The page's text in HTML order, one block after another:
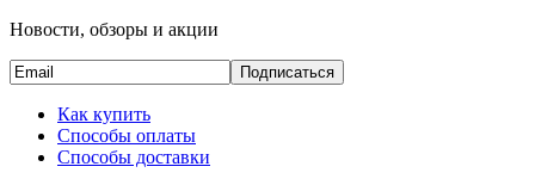
Новости, обзоры и акции
Подписаться
Как купить
Способы оплаты
Способы доставки